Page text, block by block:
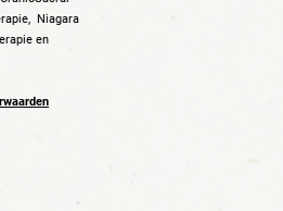
Niagara
en